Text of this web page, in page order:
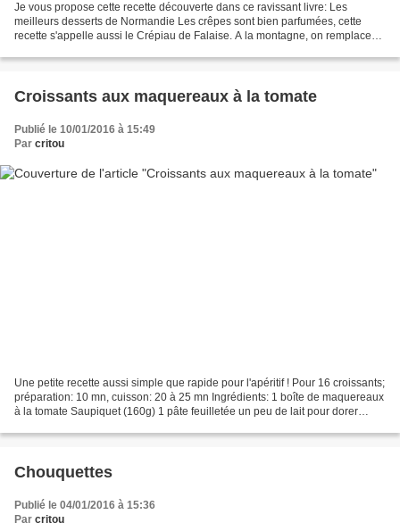
Je vous propose cette recette découverte dans ce ravissant livre: Les
meilleurs desserts de Normandie Les crêpes sont bien parfumées, cette
recette s'appelle aussi le Crépiau de Falaise. A la montagne, on remplace
Croissants aux maquereaux à la tomate
Publié le 10/01/2016 à 15:49
Par critou
Une petite recette aussi simple que rapide pour l'apéritif ! Pour 16 croissants;
préparation: 10 mn, cuisson: 20 à 25 mn Ingrédients: 1 boîte de maquereaux
à la tomate Saupiquet (160g) 1 pâte feuilletée un peu de lait pour dorer
Chouquettes
Publié le 04/01/2016 à 15:36
Par critou